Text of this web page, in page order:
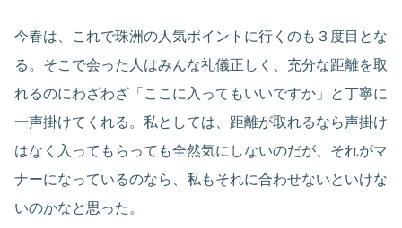
今春は、これで珠洲の人気ポイントに行くのも３度目とな
る。そこで会った人はみんな礼儀正しく、充分な距離を取
れるのにわざわざ「ここに入ってもいいですか」と丁寧に
一声掛けてくれる。私としては、距離が取れるなら声掛け
はなく入ってもらっても全然気にしないのだが、それがマ
ナーになっているのなら、私もそれに合わせないといけな
いのかなと思った。